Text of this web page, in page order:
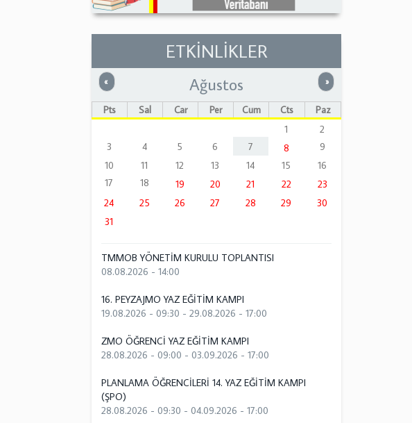
ETKİNLİKLER
« Önceki »Sonraki
Ağustos
Pts Sal Çar Per Cum Cts
Paz
1
2
3
4 5 6 7 8
9
10
11 12 13 14 15
16
17
18 19 20 21 22
23
24
25 26 27 28 29
30
31
TMMOB YÖNETİM KURULU TOPLANTISI
08.08.2026 - 14:00
16. PEYZAJMO YAZ EĞİTİM KAMPI
19.08.2026 - 09:30 -29.08.2026 - 17:00
ZMO ÖĞRENCİ YAZ EĞİTİM KAMPI
28.08.2026 - 09:00 -03.09.2026 - 17:00
PLANLAMA ÖĞRENCİLERİ 14. YAZ EĞİTİM KAMPI
(ŞPO)
28.08.2026 - 09:30 -04.09.2026 - 17:00